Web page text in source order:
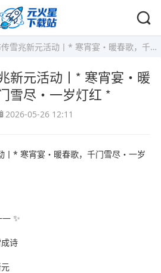
新元活动丨* 寒宵宴・暖春歌，千门雪尽・一岁灯红 *
新元活动丨* 寒宵宴・暖
雪尽・一岁灯红 *
2026-05-26 12:11
丨* 寒宵宴・暖春歌，千门雪尽・一岁
✨
诗